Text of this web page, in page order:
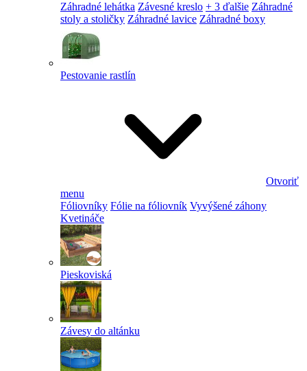
Záhradné lehátka Závesné kreslo + 3 ďalšie Záhradné
stoly a stoličky Záhradné lavice Záhradné boxy
Pestovanie rastlín
Otvoriť
menu
Fóliovníky Fólie na fóliovník Vyvýšené záhony
Kvetináče
Pieskoviská
Závesy do altánku